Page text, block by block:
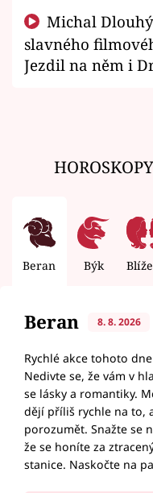
slavného
Jezdil na něm i
Beran Býk
Beran 8. 8. 2026
Rychlé akce tohoto
Nedivte se, že vám v
se lásky a romantiky.
dějí příliš rychle na to,
porozumět. Snažte se
že se honíte za
stanice. Naskočte na